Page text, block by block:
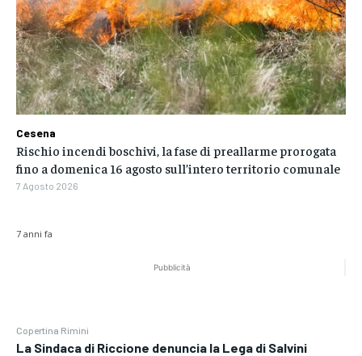
Pubblicità
Copertina Rimini
La Sindaca di Riccione denuncia la Lega di Salvini
7 anni fa
Cesena
Rischio incendi boschivi, la fase di preallarme prorogata
fino a domenica 16 agosto sull’intero territorio comunale
7 Agosto 2026